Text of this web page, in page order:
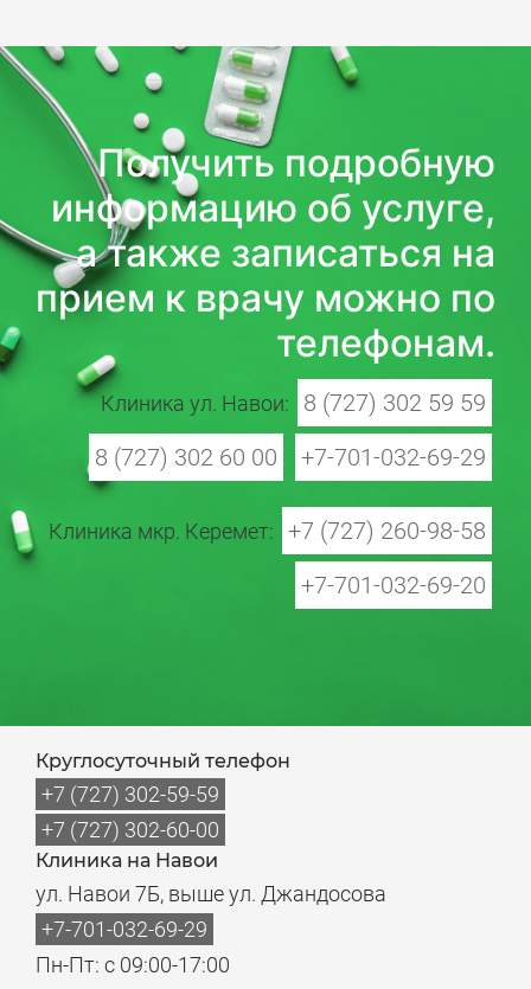
Получить подробную
информацию об услуге,
а также записаться на
прием к врачу можно по
телефонам.
Клиника ул. Навои:
8 (727) 302 59 59
8 (727) 302 60 00
+7-701-032-69-29
Клиника мкр. Керемет:
+7 (727) 260-98-58
+7-701-032-69-20
Круглосуточный телефон
+7 (727) 302-59-59
+7 (727) 302-60-00
Клиника на Навои
ул. Навои 7Б, выше ул. Джандосова
+7-701-032-69-29
Пн-Пт: с 09:00-17:00